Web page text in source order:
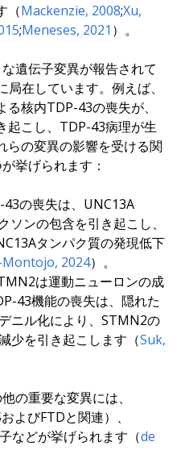
（Mackenzie, 2008;Xu,
;Meneses, 2021 ）。
遺伝子変異が報告されて
在しています。例えば、
核内TDP-43の喪失が、
起こし、TDP-43病理が生
らの変異の影響を受ける関
挙げられます：
43の喪失は、UNC13A
ソンの包含を引き起こし、
タンパク質の発現低下
Montojo, 2024）。
は運動ニューロンの成
43機能の喪失は、隠れた
ニル化により、STMN2の
少を引き起こします（Suk,
の重要な変異には、
よびFTDと関連）、
などが挙げられます（de